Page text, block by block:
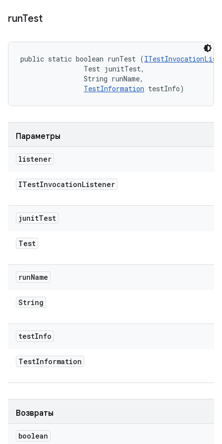
runTest
public static boolean runTest (
                Test junitTest,
                String runName,
TestInformation testInfo)
Параметры
listener
ITestInvocationListener
junitTest
Test
runName
String
testInfo
TestInformation
Возвраты
boolean